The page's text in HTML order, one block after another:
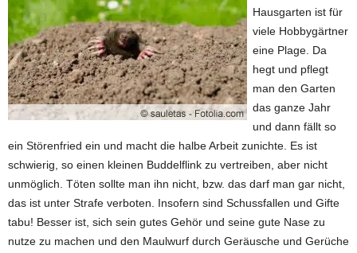
Hausgarten ist für
viele Hobbygärtner
eine Plage. Da
hegt und pflegt
man den Garten
das ganze Jahr
und dann fällt so
ein Störenfried ein und macht die halbe Arbeit zunichte. Es ist
schwierig, so einen kleinen Buddelflink zu vertreiben, aber nicht
unmöglich. Töten sollte man ihn nicht, bzw. das darf man gar nicht,
das ist unter Strafe verboten. Insofern sind Schussfallen und Gifte
tabu! Besser ist, sich sein gutes Gehör und seine gute Nase zu
nutze zu machen und den Maulwurf durch Geräusche und Gerüche